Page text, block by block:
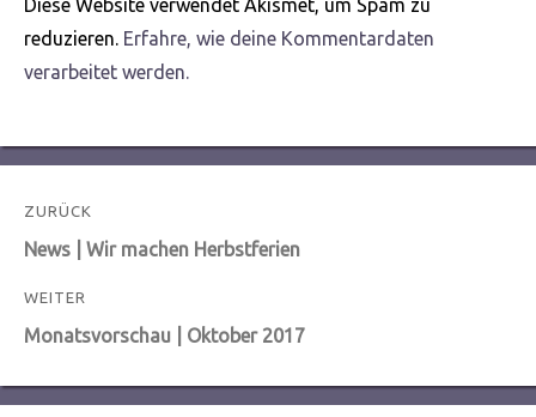
Diese Website verwendet Akismet, um Spam zu
reduzieren. Erfahre, wie deine Kommentardaten
verarbeitet werden.
Beitragsnavigation
ZURÜCK
Vorheriger
News | Wir machen Herbstferien
WEITER
Nächster
Monatsvorschau | Oktober 2017